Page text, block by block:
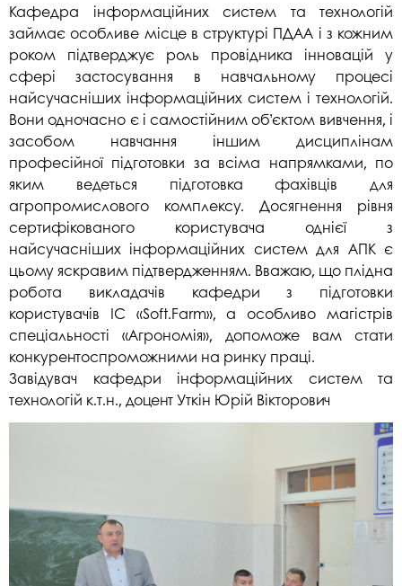
Кафедра інформаційних систем та технологій
займає особливе місце в структурі ПДАА і з кожним
роком підтверджує роль провідника інновацій у
сфері застосування в навчальному процесі
найсучасніших інформаційних систем і технологій.
Вони одночасно є і самостійним об’єктом вивчення, і
засобом навчання іншим дисциплінам
професійної підготовки за всіма напрямками, по
яким ведеться підготовка фахівців для
агропромислового комплексу. Досягнення рівня
сертифікованого користувача однієї з
найсучасніших інформаційних систем для АПК є
цьому яскравим підтвердженням. Вважаю, що плідна
робота викладачів кафедри з підготовки
користувачів ІС «Soft.Farm», а особливо магістрів
спеціальності «Агрономія», допоможе вам стати
конкурентоспроможними на ринку праці.
Завідувач кафедри інформаційних систем та
технологій к.т.н., доцент Уткін Юрій Вікторович